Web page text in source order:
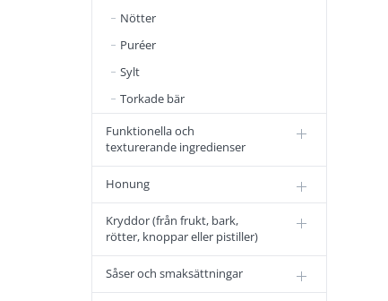
Nötter
Puréer
Sylt
Torkade bär
Funktionella och
texturerande ingredienser
Honung
Kryddor (från frukt, bark,
rötter, knoppar eller pistiller)
Såser och smaksättningar